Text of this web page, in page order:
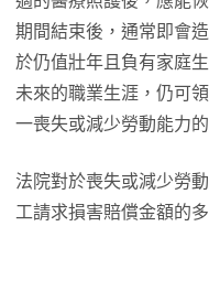
期間結束後，通常即會
於仍值壯年且負有家庭
未來的職業生涯，仍可
一喪失或減少勞動能力
法院對於喪失或減少勞
工請求損害賠償金額的